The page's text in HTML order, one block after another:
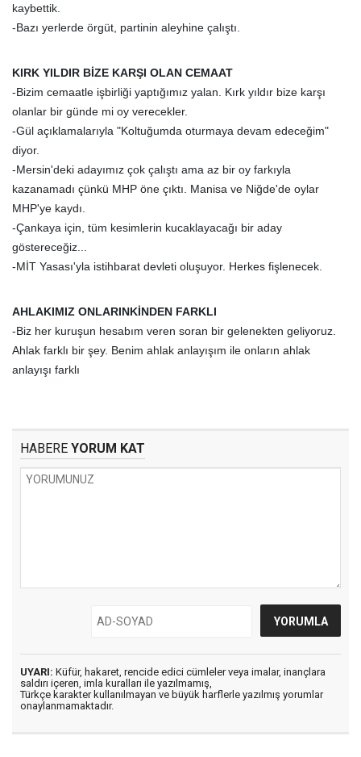
kaybettik.
-Bazı yerlerde örgüt, partinin aleyhine çalıştı.
KIRK YILDIR BİZE KARŞI OLAN CEMAAT
-Bizim cemaatle işbirliği yaptığımız yalan. Kırk yıldır bize karşı
olanlar bir günde mi oy verecekler.
-Gül açıklamalarıyla "Koltuğumda oturmaya devam edeceğim"
diyor.
-Mersin'deki adayımız çok çalıştı ama az bir oy farkıyla
kazanamadı çünkü MHP öne çıktı. Manisa ve Niğde'de oylar
MHP'ye kaydı.
-Çankaya için, tüm kesimlerin kucaklayacağı bir aday
göstereceğiz...
-MİT Yasası'yla istihbarat devleti oluşuyor. Herkes fişlenecek.
AHLAKIMIZ ONLARINKİNDEN FARKLI
-Biz her kuruşun hesabım veren soran bir gelenekten geliyoruz.
Ahlak farklı bir şey. Benim ahlak anlayışım ile onların ahlak
anlayışı farklı
HABERE YORUM KAT
UYARI: Küfür, hakaret, rencide edici cümleler veya imalar, inançlara
saldırı içeren, imla kuralları ile yazılmamış,
Türkçe karakter kullanılmayan ve büyük harflerle yazılmış yorumlar
onaylanmamaktadır.